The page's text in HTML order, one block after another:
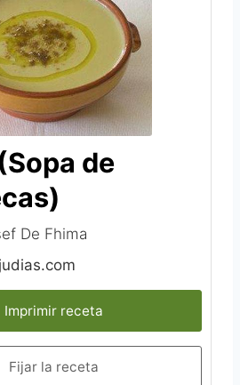
de
De Fhima
Imprimir receta
Fijar la receta